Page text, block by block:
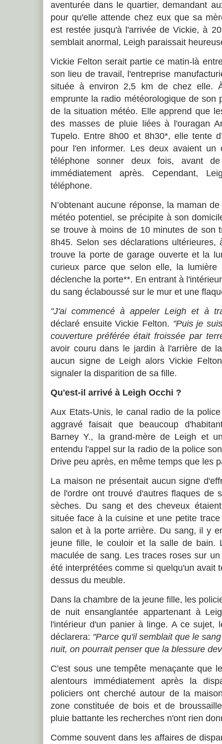
aventurée dans le quartier, demandant
pour qu'elle attende chez eux que sa
est restée jusqu'à l'arrivée de Vickie, à
semblait anormal, Leigh paraissait
Vickie Felton serait partie ce matin-là
son lieu de travail, l'entreprise
située à environ 2,5 km de chez elle.
emprunte la radio météorologique de son
de la situation météo. Elle apprend que
des masses de pluie liées à l'ouragan
Tupelo. Entre 8h00 et 8h30*, elle tente
pour l'en informer. Les deux avaient un
téléphone sonner deux fois, avant
immédiatement après. Cependant,
téléphone.
N’obtenant aucune réponse, la maman
météo potentiel, se précipite à son
se trouve à moins de 10 minutes de son
8h45. Selon ses déclarations
trouve la porte de garage ouverte et la
curieux parce que selon elle, la
déclenche la porte**. En entrant à
du sang éclaboussé sur le mur et une
"J'ai commencé à appeler Leigh et à
déclaré ensuite Vickie Felton. "Puis je
couverture préférée était froissée par
avoir couru dans le jardin à l'arrière de
aucun signe de Leigh alors Vickie
signaler la disparition de sa fille.
Qu'est-il arrivé à Leigh Occhi ?
Aux Etats-Unis, le canal radio de la
aggravé faisait que beaucoup
Barney Y., la grand-mère de Leigh et
entendu l'appel sur la radio de la police
Drive peu après, en même temps que les
La maison ne présentait aucun signe
de l'ordre ont trouvé d'autres flaques de
sèches. Du sang et des cheveux
située face à la cuisine et une petite
salon et à la porte arrière. Du sang, il y
jeune fille, le couloir et la salle de bain.
maculée de sang. Les traces roses sur
été interprétées comme si quelqu'un avait
dessus du meuble.
Dans la chambre de la jeune fille, les
de nuit ensanglantée appartenant à
l'intérieur d'un panier à linge. A ce sujet,
déclarera: "Parce qu'il semblait que le
nuit, on pourrait penser que la blessure
C'est sous une tempête menaçante que
alentours immédiatement après la
policiers ont cherché autour de la
zone constituée de bois et de
pluie battante les recherches n'ont rien
Comme souvent dans les affaires de